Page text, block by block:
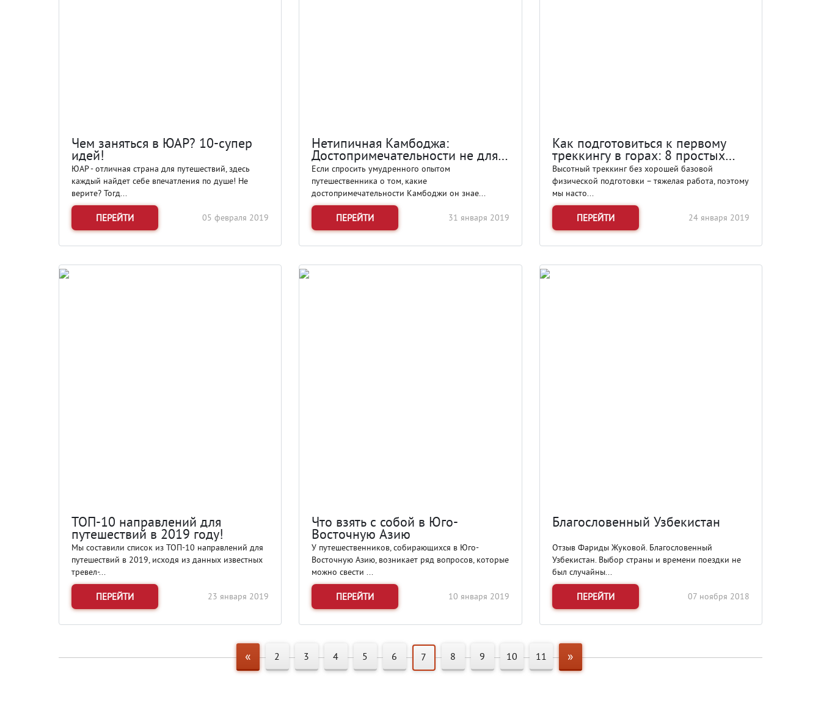
Чем заняться в ЮАР? 10-супер
идей!
ЮАР - отличная страна для путешествий, здесь
каждый найдет себе впечатления по душе! Не
верите? Тогд...
ПЕРЕЙТИ 05 февраля 2019
Нетипичная Камбоджа:
Достопримечательности не для
массового туриста
Если спросить умудренного опытом
путешественника о том, какие
достопримечательности Камбоджи он знае...
ПЕРЕЙТИ 31 января 2019
Как подготовиться к первому
треккингу в горах: 8 простых
советов
Высотный треккинг без хорошей базовой
физической подготовки – тяжелая работа, поэтому
мы насто...
ПЕРЕЙТИ 24 января 2019
ТОП-10 направлений для
путешествий в 2019 году!
Мы составили список из ТОП-10 направлений для
путешествий в 2019, исходя из данных известных
тревел-...
ПЕРЕЙТИ 23 января 2019
Что взять с собой в Юго-
Восточную Азию
У путешественников, собирающихся в Юго-
Восточную Азию, возникает ряд вопросов, которые
можно свести ...
ПЕРЕЙТИ 10 января 2019
Благословенный Узбекистан
Отзыв Фариды Жуковой. Благословенный
Узбекистан. Выбор страны и времени поездки не
был случайны...
ПЕРЕЙТИ 07 ноября 2018
« 2 3 4 5 6 7 8 9 10 11 »